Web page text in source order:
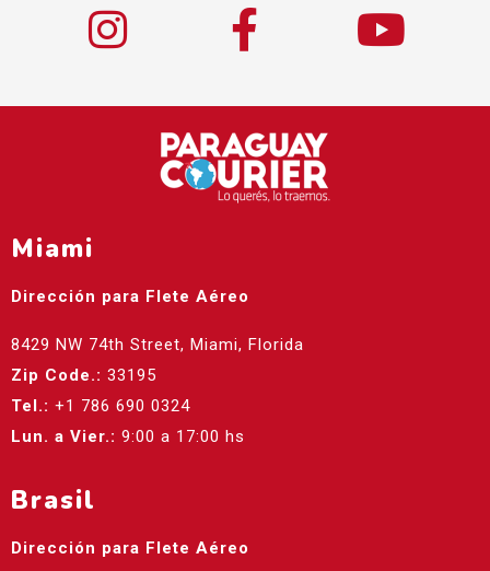
Miami
Dirección para Flete Aéreo
8429 NW 74th Street, Miami, Florida
Zip Code.: 33195
Tel.: +1 786 690 0324
Lun. a Vier.: 9:00 a 17:00 hs
Brasil
Dirección para Flete Aéreo